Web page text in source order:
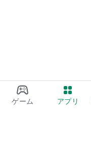
ゲーム アプリ